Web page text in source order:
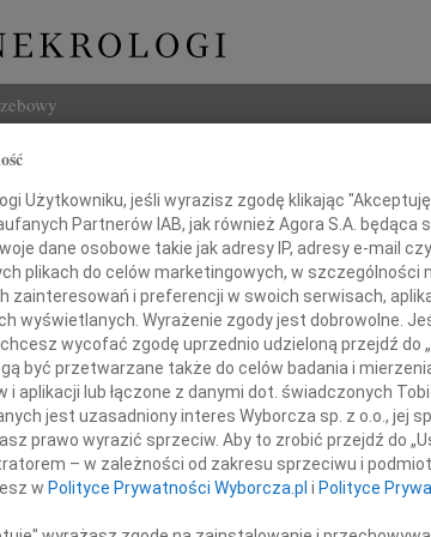
Radosz
Łączymy się w bólu
z naszą Koleżanką
Iwoną Radosz
Użytkowniku, jeśli wyrazisz zgodę klikając
Partnerów IAB, jak również Agora S.A. będąca
dane osobowe takie jak adresy IP, adresy e-mail
plikach do celów marketingowych, w szczególności
zainteresowań i preferencji w swoich serwisach,
wyświetlanych. Wyrażenie zgody jest dobrowolne.
wycofać zgodę uprzednio udzieloną przejdź do
być przetwarzane także do celów badania i
aplikacji lub łączone z danymi dot. świadczonych
jest uzasadniony interes Wyborcza sp. z o.o., jej
prawo wyrazić sprzeciw. Aby to zrobić przejdź do
– w zależności od zakresu sprzeciwu i
w Polityce Prywatności Wyborcza.pl i Polityce